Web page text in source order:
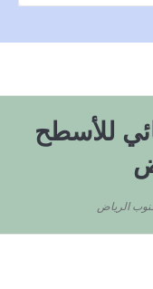
للأسطح
الرياض